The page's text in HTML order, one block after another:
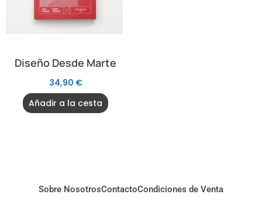
Diseño Desde Marte
34,90 €
Añadir a la cesta
Sobre NosotrosContactoCondiciones de Venta